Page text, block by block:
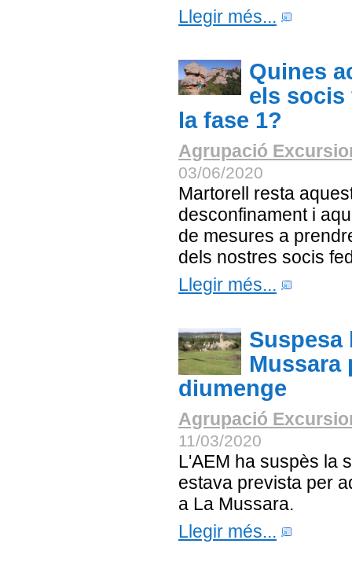
Llegir més...
Quines
els socis
la fase 1?
Agrupació
03/06/2020
Martorell resta
desconfinament i
de mesures a
dels nostres socis
Llegir més...
Suspesa
Mussara
diumenge
Agrupació
11/03/2020
L'AEM ha suspès la
estava prevista per
a La Mussara.
Llegir més...